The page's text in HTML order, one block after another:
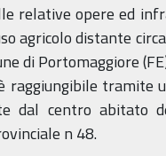
relative opere ed
agricolo distante
di Portomaggiore
raggiungibile tramite
dal centro abitato
n 48.